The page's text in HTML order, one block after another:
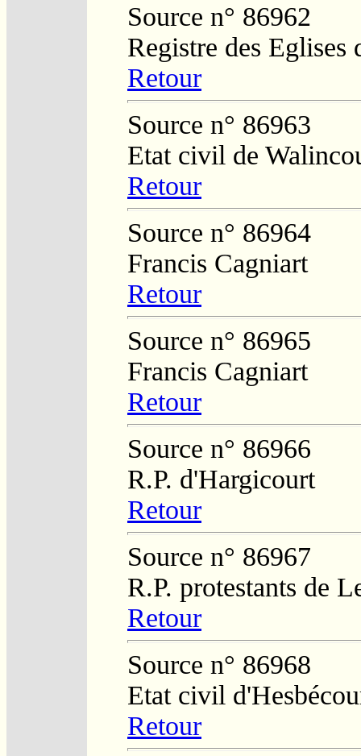
Source n° 86962
Registre des Eglises
Retour
Source n° 86963
Etat civil de
Retour
Source n° 86964
Francis Cagniart
Retour
Source n° 86965
Francis Cagniart
Retour
Source n° 86966
R.P. d'Hargicourt
Retour
Source n° 86967
R.P. protestants de
Retour
Source n° 86968
Etat civil
Retour